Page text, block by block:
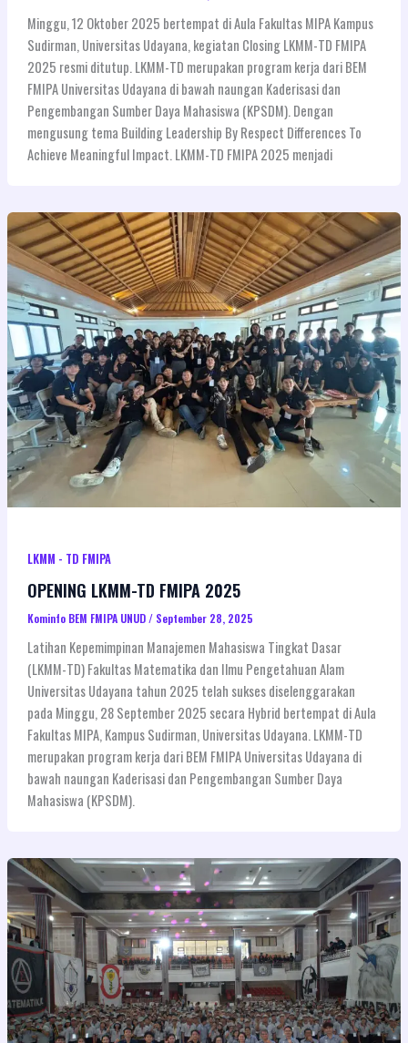
Minggu, 12 Oktober 2025 bertempat di Aula Fakultas MIPA Kampus
Sudirman, Universitas Udayana, kegiatan Closing LKMM-TD FMIPA
2025 resmi ditutup. LKMM-TD merupakan program kerja dari BEM
FMIPA Universitas Udayana di bawah naungan Kaderisasi dan
Pengembangan Sumber Daya Mahasiswa (KPSDM). Dengan
mengusung tema Building Leadership By Respect Differences To
Achieve Meaningful Impact. LKMM-TD FMIPA 2025 menjadi
LKMM - TD FMIPA
OPENING LKMM-TD FMIPA 2025
Kominfo BEM FMIPA UNUD / September 28, 2025
Latihan Kepemimpinan Manajemen Mahasiswa Tingkat Dasar
(LKMM-TD) Fakultas Matematika dan Ilmu Pengetahuan Alam
Universitas Udayana tahun 2025 telah sukses diselenggarakan
pada Minggu, 28 September 2025 secara Hybrid bertempat di Aula
Fakultas MIPA, Kampus Sudirman, Universitas Udayana. LKMM-TD
merupakan program kerja dari BEM FMIPA Universitas Udayana di
bawah naungan Kaderisasi dan Pengembangan Sumber Daya
Mahasiswa (KPSDM).